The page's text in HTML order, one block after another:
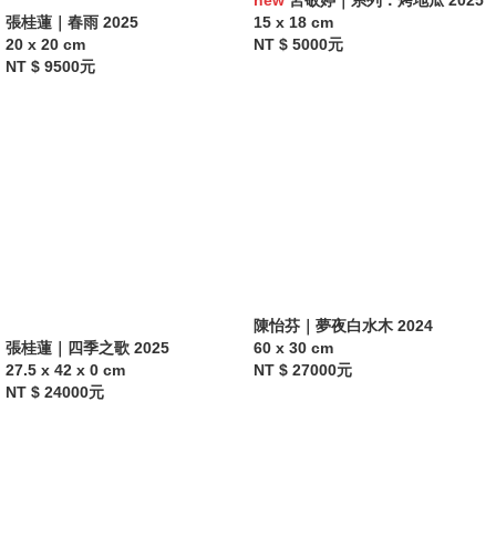
15 x 18 cm
NT $ 5000元
張桂蓮｜春雨 2025
20 x 20 cm
NT $ 9500元
陳怡芬｜夢夜白水木 2024
60 x 30 cm
NT $ 27000元
張桂蓮｜四季之歌 2025
27.5 x 42 x 0 cm
NT $ 24000元